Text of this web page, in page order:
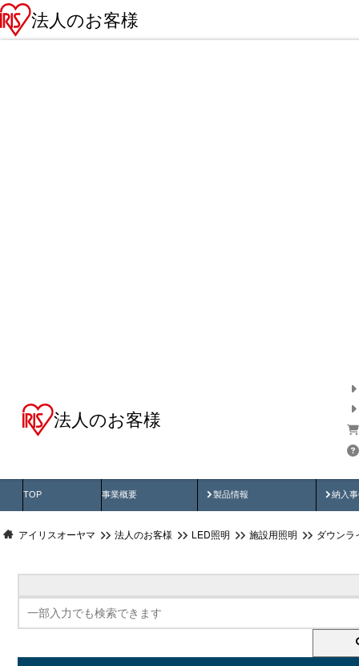
法人のお客様
法人のお客様
TOP 事業概要 製品情報
製品動画 納入
納
アイリスオーヤマ 法人のお客様 LED照明 施設用照明 ダウンラ